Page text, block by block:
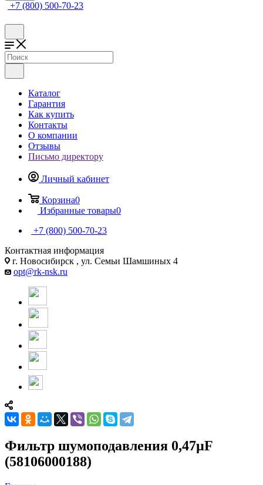
+7 (800) 500-70-23
Каталог
Гарантия
Как купить
Контакты
О компании
Отзывы
Письмо директору
Личный кабинет
Корзина0
Избранные товары0
+7 (800) 500-70-23
Контактная информация
г. Новосибирск , ул. Семьи Шамшиных 4
opt@rk-nsk.ru
Фильтр шумоподавления 0,47µF
(58106000188)